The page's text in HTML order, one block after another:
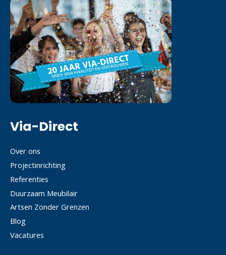
Via-Direct
Over ons
Projectinrichting
Referenties
Duurzaam Meubilair
Artsen Zonder Grenzen
Blog
Vacatures